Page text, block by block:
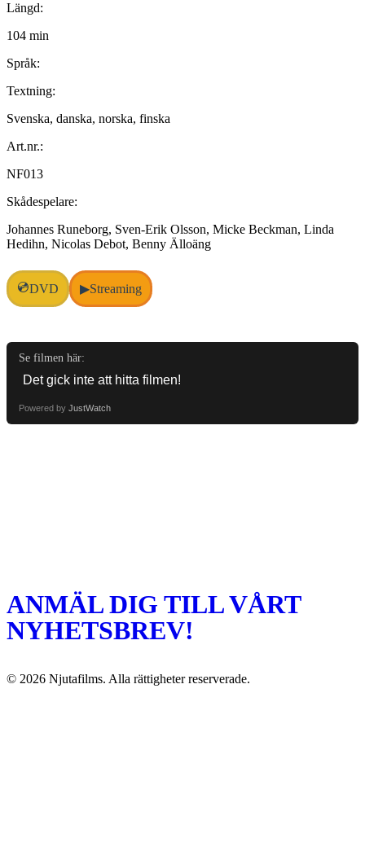
Längd:
104 min
Språk:
Textning:
Svenska, danska, norska, finska
Art.nr.:
NF013
Skådespelare:
Johannes Runeborg, Sven-Erik Olsson, Micke Beckman, Linda
Hedihn, Nicolas Debot, Benny Älloäng
💿DVD ▶Streaming
Se filmen här:
Powered by JustWatch
ANMÄL DIG TILL VÅRT
NYHETSBREV!
© 2026 Njutafilms. Alla rättigheter reserverade.